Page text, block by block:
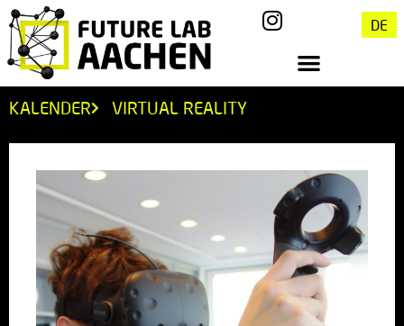
DE
KALENDER VIRTUAL REALITY